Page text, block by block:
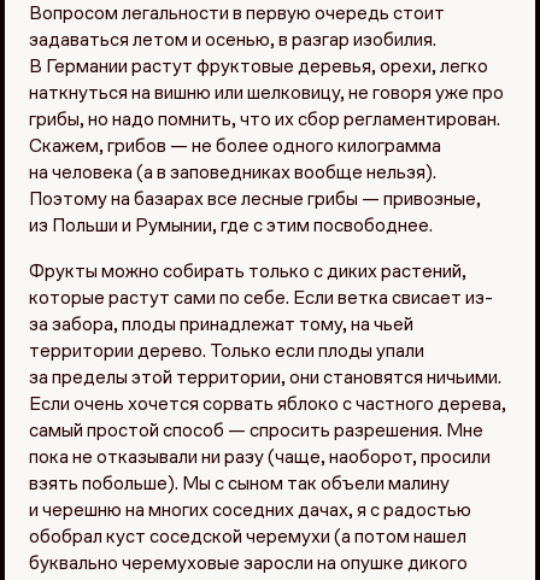
Вопросом легальности в первую очередь стоит
задаваться летом и осенью, в разгар изобилия.
В Германии растут фруктовые деревья, орехи, легко
наткнуться на вишню или шелковицу, не говоря уже про
грибы, но надо помнить, что их сбор регламентирован.
Скажем, грибов — не более одного килограмма
на человека (а в заповедниках вообще нельзя).
Поэтому на базарах все лесные грибы — привозные,
из Польши и Румынии, где с этим посвободнее.
Фрукты можно собирать только с диких растений,
которые растут сами по себе. Если ветка свисает из-
за забора, плоды принадлежат тому, на чьей
территории дерево. Только если плоды упали
за пределы этой территории, они становятся ничьими.
Если очень хочется сорвать яблоко с частного дерева,
самый простой способ — спросить разрешения. Мне
пока не отказывали ни разу (чаще, наоборот, просили
взять побольше). Мы с сыном так объели малину
и черешню на многих соседних дачах, я с радостью
обобрал куст соседской черемухи (а потом нашел
буквально черемуховые заросли на опушке дикого